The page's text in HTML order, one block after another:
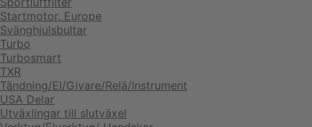
Startmotor. Europe
Svänghjulsbultar
Turbo
Turbosmart
TXR
Tändning/El/Givare/Relä/Instrument
USA Delar
Utväxlingar till slutväxel